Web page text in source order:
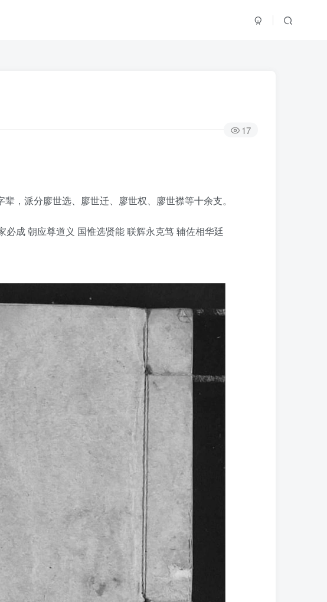
17
，派分廖世选、廖世迁、廖世权、廖世襟等十余支。
成 朝应尊道义 国惟选贤能 联辉永克笃 辅佐相华廷